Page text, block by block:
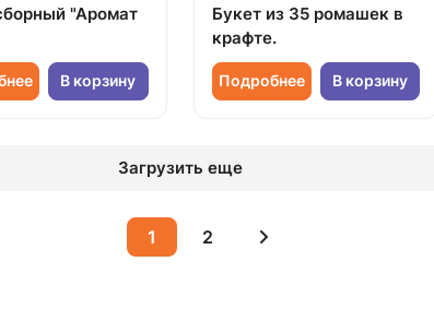
"Аромат
В корзину
Букет из 35 ромашек в
крафте.
Подробнее В корзину
Загрузить еще
1 2